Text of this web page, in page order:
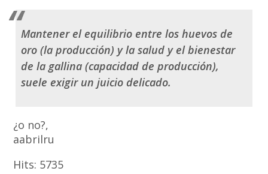
Mantener el equilibrio entre los huevos de
oro (la producción) y la salud y el bienestar
de la gallina (capacidad de producción),
suele exigir un juicio delicado.
¿o no?,
aabrilru
Hits: 5735